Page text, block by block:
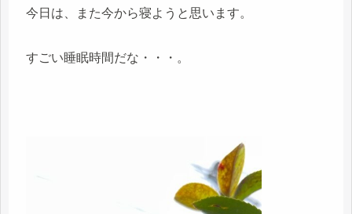
今日は、また今から寝ようと思います。
すごい睡眠時間だな・・・。